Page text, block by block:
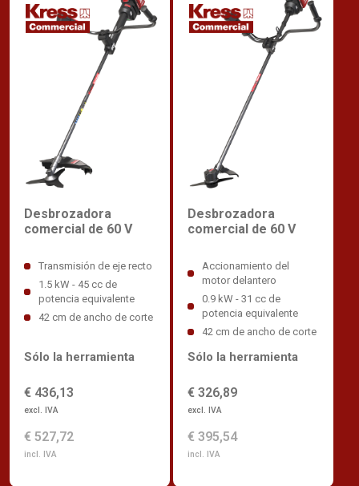
Desbrozadora
comercial de 60 V
Transmisión de eje recto
1.5 kW - 45 cc de
potencia equivalente
42 cm de ancho de corte
€ 436,13
excl. IVA
€ 527,72
incl. IVA
Sólo la herramienta
Desbrozadora
comercial de 60 V
Accionamiento del
motor delantero
0.9 kW - 31 cc de
potencia equivalente
42 cm de ancho de corte
€ 326,89
excl. IVA
€ 395,54
incl. IVA
Sólo la herramienta